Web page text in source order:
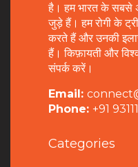
है। हम भारत के सबसे
जुड़े हैं। हम रोगी के
करते हैं और उनकी
हैं। किफ़ायती और
संपर्क करें।
Email:
Phone: +91
Categories